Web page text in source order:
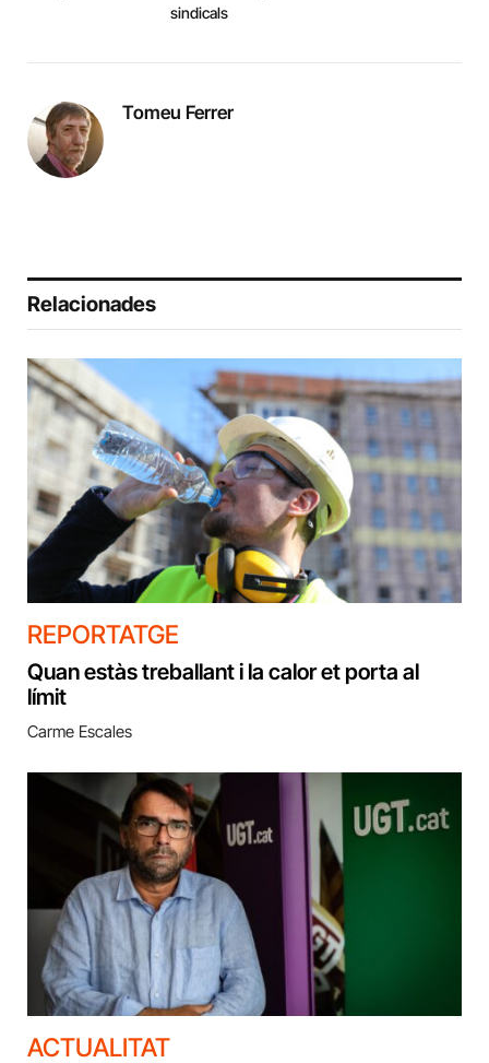
sindicals
Tomeu Ferrer
Relacionades
REPORTATGE
Quan estàs treballant i la calor et porta al
límit
Carme Escales
ACTUALITAT